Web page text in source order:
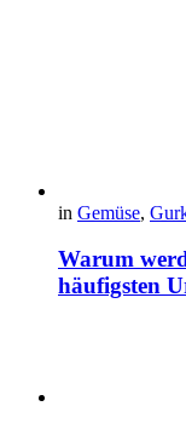
in Gemüse,
Warum
häufigsten